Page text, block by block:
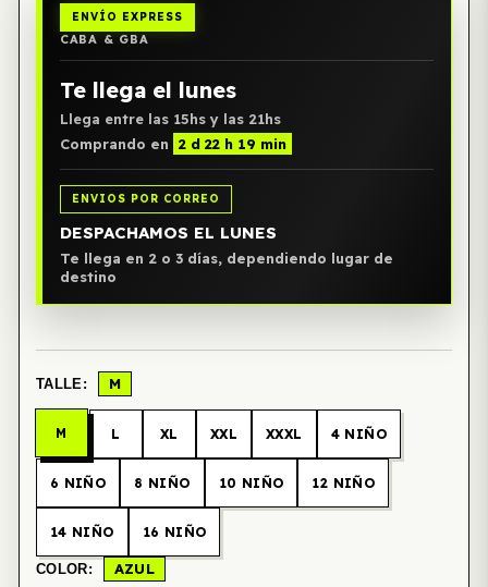
ENVÍO EXPRESS
CABA & GBA
Te llega el lunes
Llega entre las 15hs y las 21hs
Comprando en
2 d 22 h 19 min
ENVIOS POR CORREO
DESPACHAMOS EL LUNES
Te llega en 2 o 3 días, dependiendo lugar de
destino
TALLE: M
M L XL XXL XXXL 4 NIÑO
6 NIÑO 8 NIÑO 10 NIÑO 12 NIÑO
14 NIÑO 16 NIÑO
COLOR: AZUL